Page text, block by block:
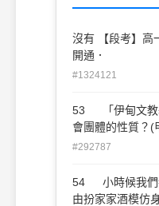
沒有 【段考】高
開通．
#1324121
53 「伊甸文教
會團體的性質？(
體；(丙)志願團
丙丁 (D)乙丙戊
#292787
54 小時候我們
由扮家家酒模仿